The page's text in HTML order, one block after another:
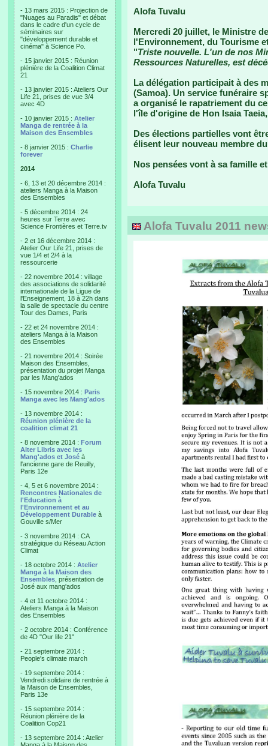
- 13 mars 2015 : Projection de
"Nuages au Paradis" et débat
dans le cadre d'un cycle de
séminaires sur
"développement durable et
cinéma" à Science Po.
- 15 janvier 2015 : Réunion
plénière de la Coalition Climat
21
- 13 janvier 2015 : Ateliers Our
Life 21, prises de vue 3/4
avec 4D
- 10 janvier 2015 : Atelier
Manga de rentrée à la
Maison des Ensembles
- 8 janvier 2015 : Charlie
forever
2014
- 6, 13 et 20 décembre 2014 :
ateliers Manga à la Maison
des Ensembles
- 5 décembre 2014 : 24
heures sur Terre avec
Science Frontières et Terre.tv
- 2 et 16 décembre 2014 :
Atelier Our Life 21, prises de
vue 1/4 et 2/4 à la
ressourcerie
- 22 novembre 2014 : village
des associations de solidarité
internationale de la Ligue de
l'Enseignement, 18 à 22h dans
la salle de spectacle du centre
Tour des Dames, Paris
- 22 et 24 novembre 2014 :
ateliers Manga à la Maison
des Ensembles
- 21 novembre 2014 : Soirée
Maison des Ensembles,
présentation du projet Manga
par les Mang'ados
- 15 novembre 2014 : Paris
Manga avec les Mang'ados
- 13 novembre 2014 :
Réunion plénière de la
coalition climat 21
- 8 novembre 2014 : Forum
Alter Libris avec les
Mang'ados et José à
l'ancienne gare de Reuilly,
Paris 12e
- 4, 5 et 6 novembre 2014 :
Rencontres Nationales de
l'Education à
l'Environnement et au
Développement Durable à
Gouville s/Mer
- 3 novembre 2014 : CA
stratégique du Réseau Action
Climat
- 18 octobre 2014 : Atelier
Manga à la Maison des
Ensembles , présentation de
José aux mang'ados
- 4 et 11 octobre 2014 :
Ateliers Manga à la Maison
des Ensembles
- 2 octobre 2014 : Conférence
de 4D "Our life 21"
- 21 septembre 2014 :
People's climate march
- 19 septembre 2014 :
Vendredi solidaire de rentrée à
la Maison de Ensembles,
Paris 13e
- 15 septembre 2014 :
Réunion plénière de la
Coalition Cop21
- 13 septembre 2014 : Atelier
Alofa Tuvalu
Mercredi 20 juillet, le Ministre
l'Environnement, du Tourisme
"Triste nouvelle. L'un de nos
Ressources Naturelles, est
La délégation participait à des
(Samoa). Un service funéraire
a organisé le rapatriement du
l'île d'origine de Hon Isaia
Des élections partielles vont
élisent leur nouveau membre
Nos pensées vont à sa famille
Alofa Tuvalu
Alofa Tuvalu 2011